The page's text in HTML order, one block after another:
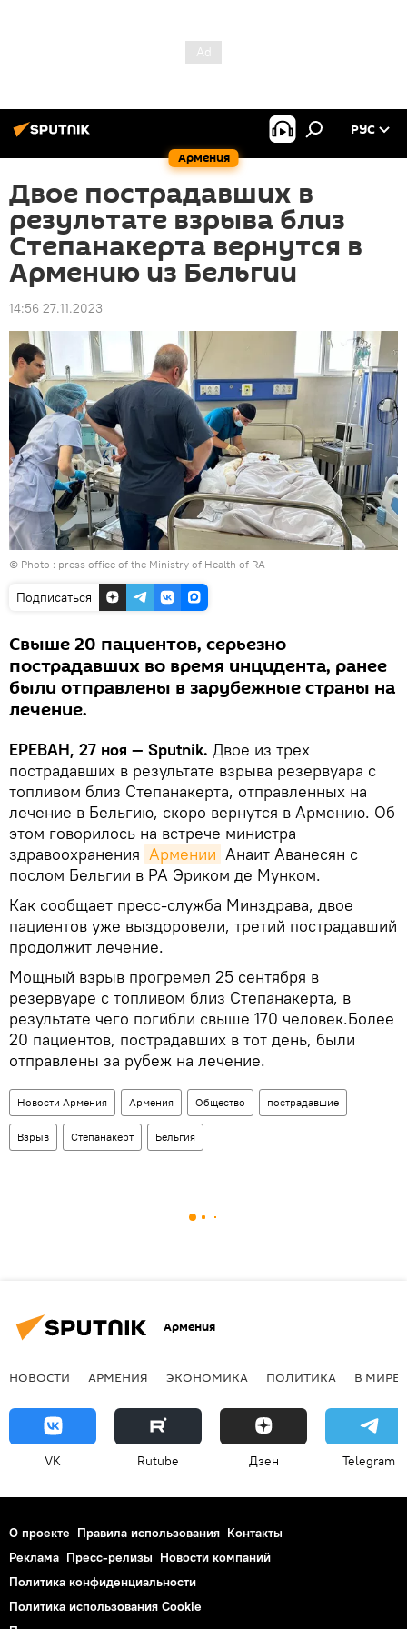
Армения
РУС
Двое пострадавших в
результате взрыва близ
Степанакерта вернутся в
Армению из Бельгии
14:56 27.11.2023
© Photo : press office of the Ministry of Health of RA
Подписаться
Свыше 20 пациентов, серьезно
пострадавших во время инцидента, ранее
были отправлены в зарубежные страны на
лечение.
ЕРЕВАН, 27 ноя — Sputnik. Двое из трех
пострадавших в результате взрыва резервуара с
топливом близ Степанакерта, отправленных на
лечение в Бельгию, скоро вернутся в Армению. Об
этом говорилось на встрече министра
здравоохранения Армении Анаит Аванесян с
послом Бельгии в РА Эриком де Мунком.
Как сообщает пресс-служба Минздрава, двое
пациентов уже выздоровели, третий пострадавший
продолжит лечение.
Мощный взрыв прогремел 25 сентября в
резервуаре с топливом близ Степанакерта, в
результате чего погибли свыше 170 человек.Более
20 пациентов, пострадавших в тот день, были
отправлены за рубеж на лечение.
Новости Армения Армения Общество пострадавшие
Взрыв Степанакерт Бельгия
Армения
НОВОСТИ АРМЕНИЯ ЭКОНОМИКА ПОЛИТИКА В МИРЕ
VK Rutube Дзен Telegram
О проекте Правила использования Контакты
Реклама Пресс-релизы Новости компаний
Политика конфиденциальности
Политика использования Cookie